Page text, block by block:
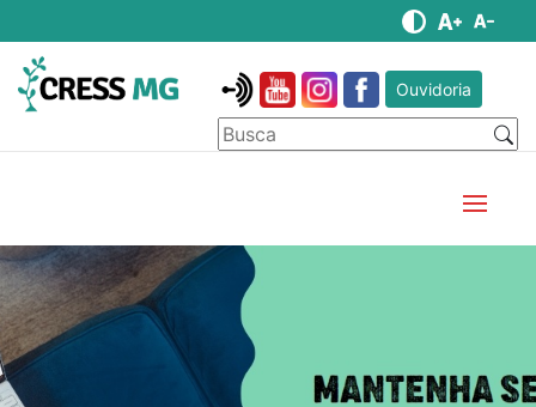
Ouvidoria